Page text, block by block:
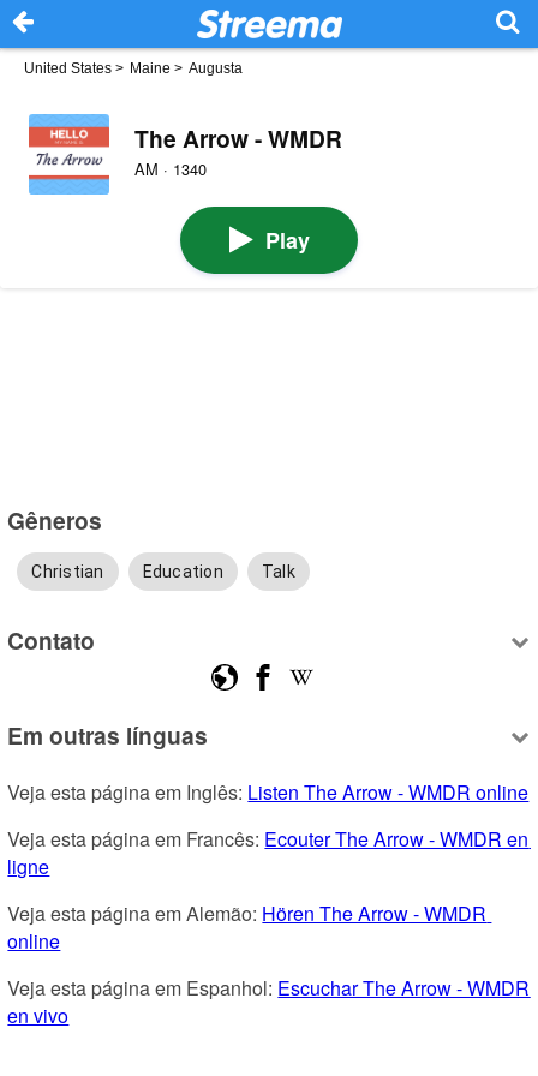
United States > Maine > Augusta
The Arrow - WMDR
AM · 1340
Play
Gêneros
Christian Education Talk
Contato
Em outras línguas
Veja esta página em Inglês: Listen The Arrow - WMDR online
Veja esta página em Francês: Ecouter The Arrow - WMDR en
ligne
Veja esta página em Alemão: Hören The Arrow - WMDR
online
Veja esta página em Espanhol: Escuchar The Arrow - WMDR
en vivo